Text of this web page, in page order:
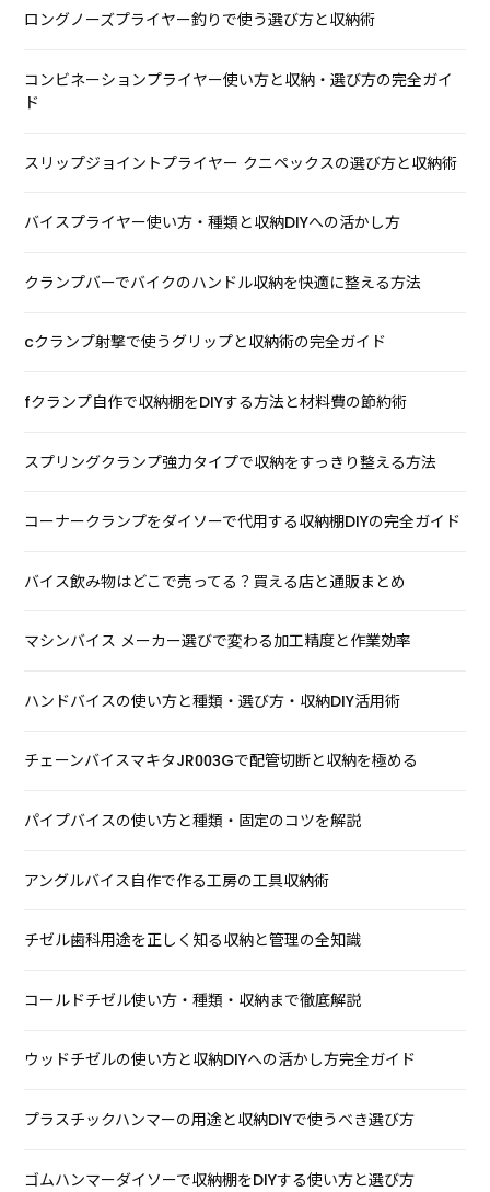
ロングノーズプライヤー釣りで使う選び方と収納術
コンビネーションプライヤー使い方と収納・選び方の完全ガイ
ド
スリップジョイントプライヤー クニペックスの選び方と収納術
バイスプライヤー使い方・種類と収納DIYへの活かし方
クランプバーでバイクのハンドル収納を快適に整える方法
cクランプ射撃で使うグリップと収納術の完全ガイド
fクランプ自作で収納棚をDIYする方法と材料費の節約術
スプリングクランプ強力タイプで収納をすっきり整える方法
コーナークランプをダイソーで代用する収納棚DIYの完全ガイド
バイス飲み物はどこで売ってる？買える店と通販まとめ
マシンバイス メーカー選びで変わる加工精度と作業効率
ハンドバイスの使い方と種類・選び方・収納DIY活用術
チェーンバイスマキタJR003Gで配管切断と収納を極める
パイプバイスの使い方と種類・固定のコツを解説
アングルバイス自作で作る工房の工具収納術
チゼル歯科用途を正しく知る収納と管理の全知識
コールドチゼル使い方・種類・収納まで徹底解説
ウッドチゼルの使い方と収納DIYへの活かし方完全ガイド
プラスチックハンマーの用途と収納DIYで使うべき選び方
ゴムハンマーダイソーで収納棚をDIYする使い方と選び方